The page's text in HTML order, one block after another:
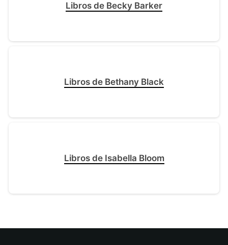
Libros de Becky Barker
Libros de Bethany Black
Libros de Isabella Bloom